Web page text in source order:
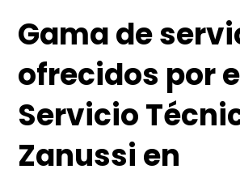
Gama de
ofrecidos por
Servicio
Zanussi en